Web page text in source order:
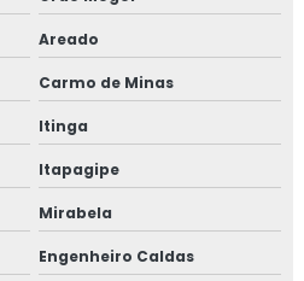
Areado
Carmo de Minas
Itinga
Itapagipe
Mirabela
Engenheiro Caldas